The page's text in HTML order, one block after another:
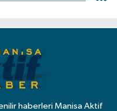
haberleri Manisa Aktif